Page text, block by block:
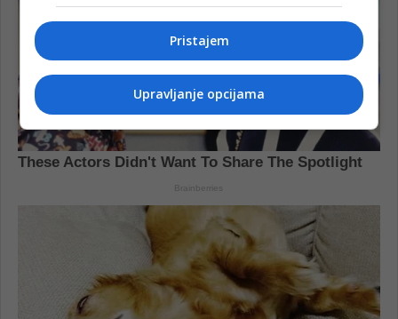
Pristajem
Upravljanje opcijama